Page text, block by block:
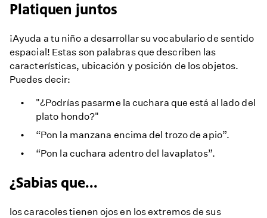
Platiquen juntos
¡Ayuda a tu niño a desarrollar su vocabulario de sentido
espacial! Estas son palabras que describen las
características, ubicación y posición de los objetos.
Puedes decir:
"¿Podrías pasarme la cuchara que está al lado del
plato hondo?"
“Pon la manzana encima del trozo de apio”.
“Pon la cuchara adentro del lavaplatos”.
¿Sabias que...
los caracoles tienen ojos en los extremos de sus